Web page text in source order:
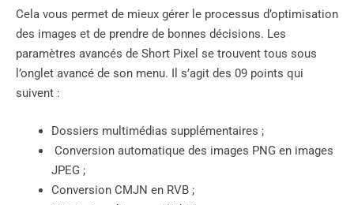
Cela vous permet de mieux gérer le processus d’optimisation
des images et de prendre de bonnes décisions. Les
paramètres avancés de Short Pixel se trouvent tous sous
l’onglet avancé de son menu. Il s’agit des 09 points qui
suivent :
Dossiers multimédias supplémentaires ;
Conversion automatique des images PNG en images
JPEG ;
Conversion CMJN en RVB ;